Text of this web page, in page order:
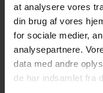
at analysere vores
din brug af vores
for sociale medier,
analysepartnere.
data med andre
de har indsamlet fra
Tirsdage: 11:00 –
Onsdage: 12:00-
Torsdage: 14:00-